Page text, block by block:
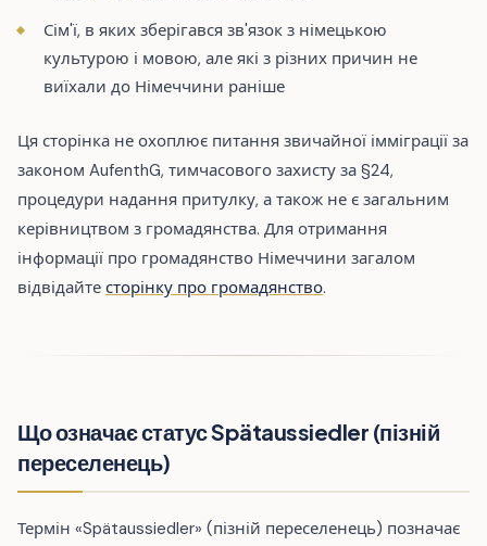
Сім'ї, в яких зберігався зв'язок з німецькою
культурою і мовою, але які з різних причин не
виїхали до Німеччини раніше
Ця сторінка не охоплює питання звичайної імміграції за
законом AufenthG, тимчасового захисту за §24,
процедури надання притулку, а також не є загальним
керівництвом з громадянства. Для отримання
інформації про громадянство Німеччини загалом
відвідайте сторінку про громадянство.
Що означає статус Spätaussiedler (пізній
переселенець)
Термін «Spätaussiedler» (пізній переселенець) позначає